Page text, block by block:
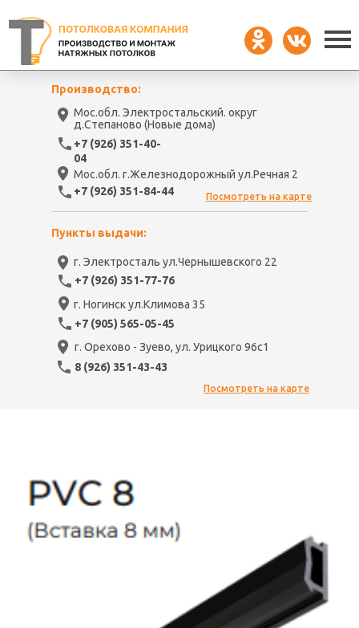
г. Ногинск ул.Климова 35
+7 (905) 565-05-45
г. Орехово - Зуево, ул. Урицкого 96с1
8 (926) 351-43-43
Мос.обл. Электростальский. округ
д.Степаново (Новые дома)
г. Электросталь ул.Чернышевского 22
Мос.обл. г.Железнодорожный ул.Речная 2
Производство:
Пункты выдачи:
+7 (926) 351-40-
04
+7 (926) 351-84-44
+7 (926) 351-77-76
Посмотреть на карте
Посмотреть на карте